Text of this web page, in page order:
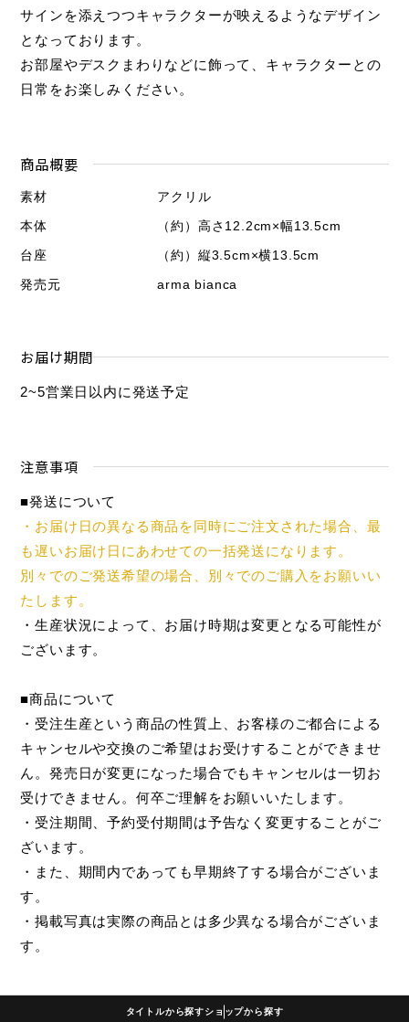
サインを添えつつキャラクターが映えるようなデザイン
となっております。
お部屋やデスクまわりなどに飾って、キャラクターとの
日常をお楽しみください。
商品概要
素材
アクリル
本体
（約）高さ12.2cm×幅13.5cm
台座
（約）縦3.5cm×横13.5cm
発売元
arma bianca
お届け期間
2~5営業日以内に発送予定
注意事項
■発送について
・お届け日の異なる商品を同時にご注文された場合、最
も遅いお届け日にあわせての一括発送になります。
別々でのご発送希望の場合、別々でのご購入をお願いい
たします。
・生産状況によって、お届け時期は変更となる可能性が
ございます。
■商品について
・受注生産という商品の性質上、お客様のご都合による
キャンセルや交換のご希望はお受けすることができませ
ん。発売日が変更になった場合でもキャンセルは一切お
受けできません。何卒ご理解をお願いいたします。
・受注期間、予約受付期間は予告なく変更することがご
ざいます。
・また、期間内であっても早期終了する場合がございま
す。
・掲載写真は実際の商品とは多少異なる場合がございま
す。
タイトルから探すショップから探す